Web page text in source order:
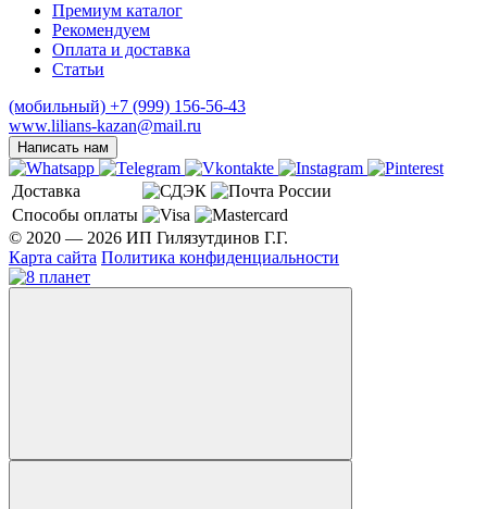
Премиум каталог
Рекомендуем
Оплата и доставка
Статьи
(мобильный) +7 (999) 156-56-43
www.lilians-kazan@mail.ru
Написать нам
Доставка
Способы оплаты
© 2020 — 2026 ИП Гилязутдинов Г.Г.
Карта сайта Политика конфиденциальности